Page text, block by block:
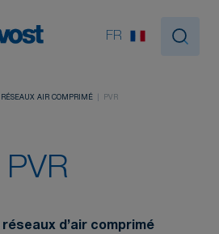
FR
RÉSEAUX AIR COMPRIMÉ PVR
PVR
réseaux d’air comprimé